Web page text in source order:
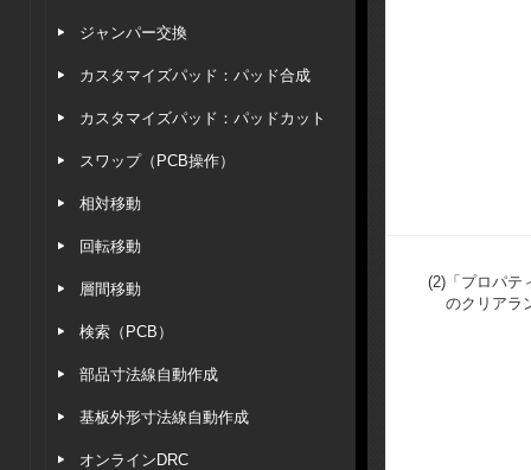
ジャンパー交換
カスタマイズパッド：パッド合成
カスタマイズパッド：パッドカット
スワップ（PCB操作）
相対移動
回転移動
層間移動
検索（PCB）
部品寸法線自動作成
基板外形寸法線自動作成
オンラインDRC
(2) 「プロパ
のクリアラ